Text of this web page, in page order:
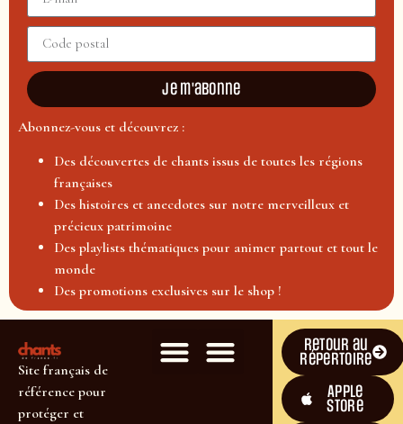
Je m'abonne
Abonnez-vous et découvrez :
Des découvertes de chants issus de toutes les régions
françaises
Des histoires et anecdotes sur notre merveilleux et
précieux patrimoine
Des playlists thématiques pour animer partout et tout le
monde
Des promotions exclusives sur le shop !
Site français de
référence pour
protéger et
Retour au
répertoire
Apple
Store